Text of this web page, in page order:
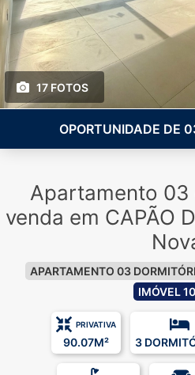
17 FOTOS
OPORTUNIDADE DE
Apartamento
venda em CAPÃO
APARTAMENTO 03
IMÓVEL
PRIVATIVA
90.07M² 3